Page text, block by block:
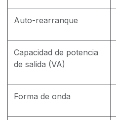
Auto-rearranque
Capacidad de potencia
de salida (VA)
Forma de onda